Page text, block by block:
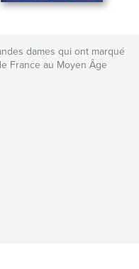
dames qui ont marqué
France au Moyen Âge